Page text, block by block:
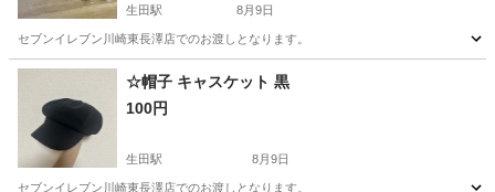
生田駅 8月9日
セブンイレブン川崎東長澤店でのお渡しとなります。
神奈川 川崎市 生田駅 アクセサリー
☆帽子 キャスケット 黒
100円
生田駅 8月9日
セブンイレブン川崎東長澤店でのお渡しとなります。